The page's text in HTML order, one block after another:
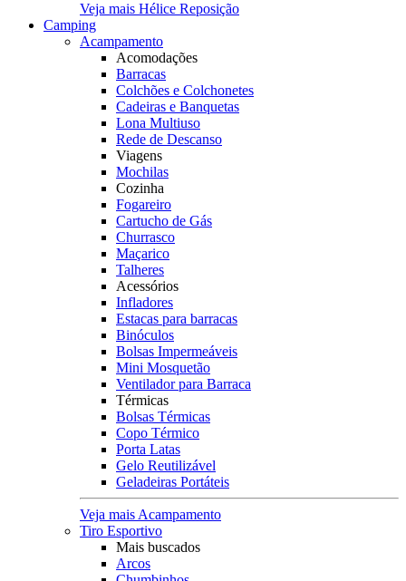
Veja mais Hélice Reposição
Camping
Acampamento
Acomodações
Barracas
Colchões e Colchonetes
Cadeiras e Banquetas
Lona Multiuso
Rede de Descanso
Viagens
Mochilas
Cozinha
Fogareiro
Cartucho de Gás
Churrasco
Maçarico
Talheres
Acessórios
Infladores
Estacas para barracas
Binóculos
Bolsas Impermeáveis
Mini Mosquetão
Ventilador para Barraca
Térmicas
Bolsas Térmicas
Copo Térmico
Porta Latas
Gelo Reutilizável
Geladeiras Portáteis
Veja mais Acampamento
Tiro Esportivo
Mais buscados
Arcos